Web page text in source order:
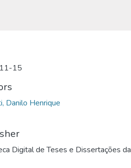
15
Danilo Henrique
Digital de Teses e Dissertações da